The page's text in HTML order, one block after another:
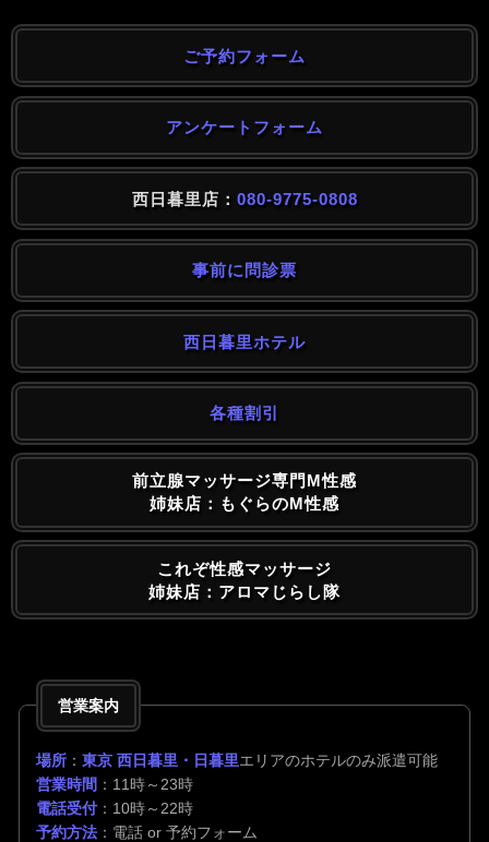
ご予約フォーム
アンケートフォーム
西日暮里店： 080-9775-0808
事前に問診票
西日暮里ホテル
各種割引
前立腺マッサージ専門M性感
姉妹店：もぐらのM性感
これぞ性感マッサージ
姉妹店：アロマじらし隊
営業案内
場所 ： 東京 西日暮里・日暮里エリアのホテルのみ派遣可能
営業時間 ：11時～23時
電話受付：10時～22時
予約方法 ：電話 or 予約フォーム